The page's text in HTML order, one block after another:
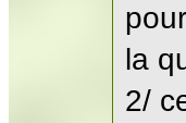
la
2/